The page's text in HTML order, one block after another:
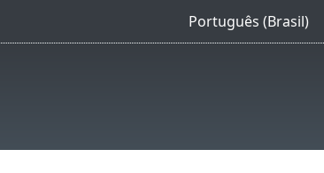
Português (Brasil)